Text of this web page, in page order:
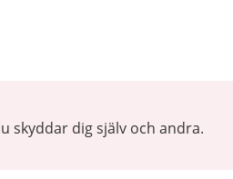
skyddar dig själv och andra.